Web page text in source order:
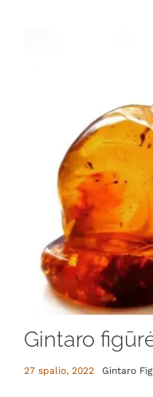
Gintaro
27 spalio, 2022 Gintaro